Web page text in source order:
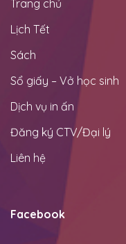
Trang chủ
Lịch Tết
Sách
Sổ giấy – Vở học sinh
Dịch vụ in ấn
Đăng ký CTV/Đại lý
Liên hệ
Facebook